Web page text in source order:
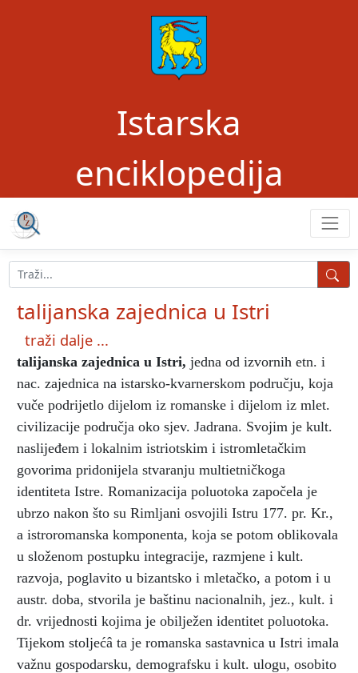
Istarska
enciklopedija
talijanska zajednica u Istri
traži dalje ...
talijanska zajednica u Istri, jedna od izvornih etn. i
nac. zajednica na istarsko-kvarnerskom području, koja
vuče podrijetlo dijelom iz romanske i dijelom iz mlet.
civilizacije područja oko sjev. Jadrana. Svojim je kult.
naslijeđem i lokalnim istriotskim i istromletačkim
govorima pridonijela stvaranju multietničkoga
identiteta Istre. Romanizacija poluotoka započela je
ubrzo nakon što su Rimljani osvojili Istru 177. pr. Kr.,
a istroromanska komponenta, koja se potom oblikovala
u složenom postupku integracije, razmjene i kult.
razvoja, poglavito u bizantsko i mletačko, a potom i u
austr. doba, stvorila je baštinu nacionalnih, jez., kult. i
dr. vrijednosti kojima je obilježen identitet poluotoka.
Tijekom stoljećâ ta je romanska sastavnica u Istri imala
važnu gospodarsku, demografsku i kult. ulogu, osobito